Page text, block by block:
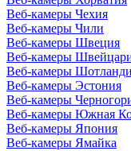
Веб-камеры Чехия
Веб-камеры Чили
Веб-камеры Швеция
Веб-камеры
Веб-камеры
Веб-камеры Эстония
Веб-камеры
Веб-камеры Южная
Веб-камеры Япония
Веб-камеры Ямайка